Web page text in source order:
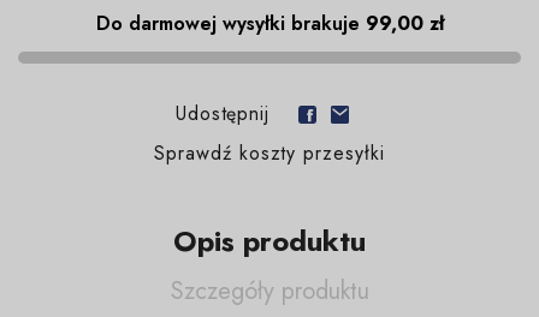
Do darmowej wysyłki brakuje 99,00 zł
Udostępnij
Sprawdź koszty przesyłki
Opis produktu
Szczegóły produktu